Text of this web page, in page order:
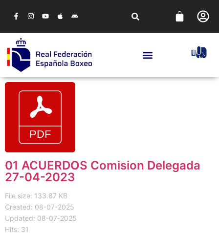
01 ACUERDOS Comision Delegada
27-04-2023
File size: 133.87 KB
Created: 08-07-2025
Updated: 08-07-2025
Hits: 31